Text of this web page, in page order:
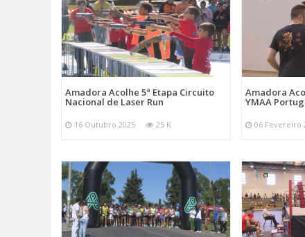
Amadora Acolhe 5ª Etapa Circuito
Nacional de Laser Run
16 Outubro 2025 25 K
Amadora
YMAA
06 Fevereiro